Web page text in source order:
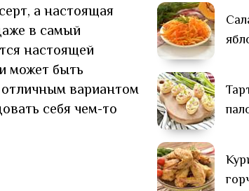
а настоящая
в самый
настоящей
может быть
вариантом
себя чем-то